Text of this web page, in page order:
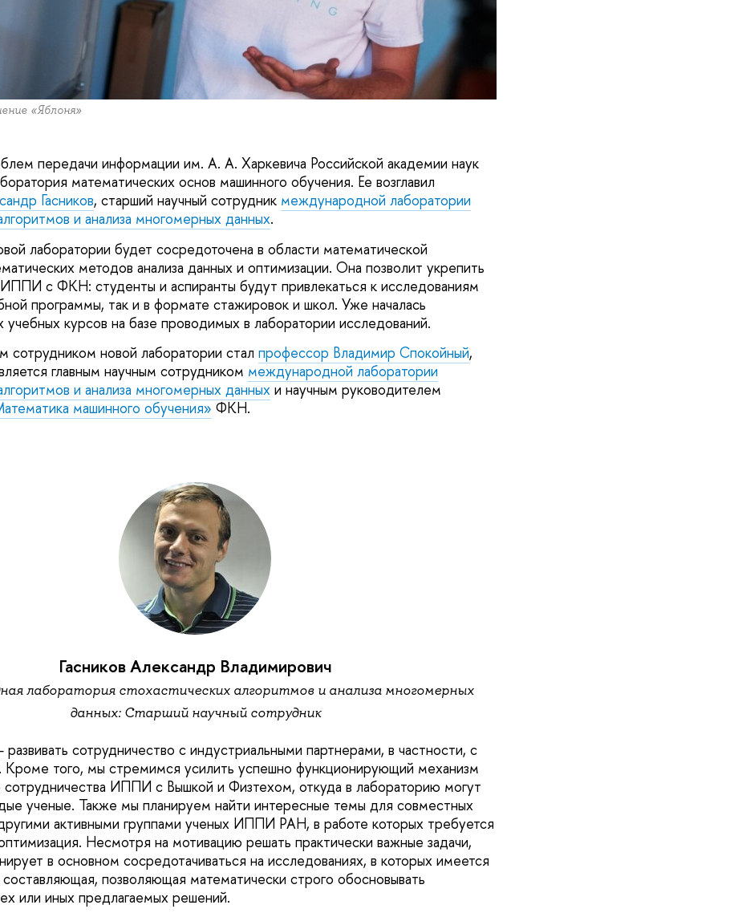
«Яблоня»
передачи информации им. А. А. Харкевича Российской академии наук
математических основ машинного обучения. Ее возглавил
Гасников, старший научный сотрудник международной лаборатории
и анализа многомерных данных.
лаборатории будет сосредоточена в области математической
методов анализа данных и оптимизации. Она позволит укрепить
с ФКН: студенты и аспиранты будут привлекаться к исследованиям
программы, так и в формате стажировок и школ. Уже началась
учебных курсов на базе проводимых в лаборатории исследований.
сотрудником новой лаборатории стал профессор Владимир Спокойный,
главным научным сотрудником международной лаборатории
и анализа многомерных данныхи научным руководителем
машинного обучения» ФКН.
Гасников Александр Владимирович
лаборатория стохастических алгоритмов и анализа многомерных
данных: Старший научный сотрудник
сотрудничество с индустриальными партнерами, в частности, с
Кроме того, мы стремимся усилить успешно функционирующий механизм
сотрудничества ИППИ с Вышкой и Физтехом, откуда в лабораторию могут
ученые. Также мы планируем найти интересные темы для совместных
активными группами ученых ИППИ РАН, в работе которых требуется
Несмотря на мотивацию решать практически важные задачи,
в основном сосредотачиваться на исследованиях, в которых имеется
позволяющая математически строго обосновывать
или иных предлагаемых решений.